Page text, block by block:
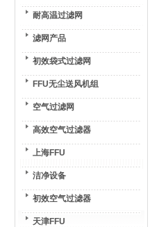
耐高温过滤网
滤网产品
初效袋式过滤网
FFU无尘送风机组
空气过滤网
高效空气过滤器
上海FFU
洁净设备
初效空气过滤器
天津FFU